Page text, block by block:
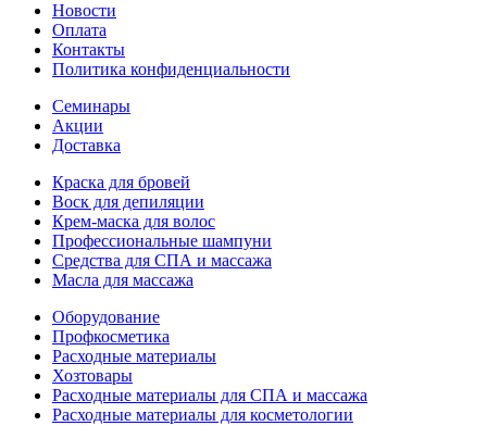
Новости
Оплата
Контакты
Политика конфиденциальности
Семинары
Акции
Доставка
Краска для бровей
Воск для депиляции
Крем-маска для волос
Профессиональные шампуни
Средства для СПА и массажа
Масла для массажа
Оборудование
Профкосметика
Расходные материалы
Хозтовары
Расходные материалы для СПА и массажа
Расходные материалы для косметологии